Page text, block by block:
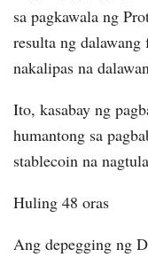
sa pagkawala ng
resulta ng dalawang
nakalipas na
Ito, kasabay ng
humantong sa
stablecoin na
Huling 48 oras
Ang depegging ng